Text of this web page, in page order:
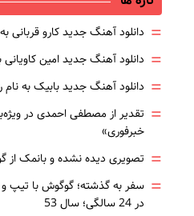
= دانلود آهنگ جدید کارو قربانی
= دانلود آهنگ جدید امین
= دانلود آهنگ جدید بابیک به نام
= تقدیر از مصطفی احمدی در
خبرفوری»
= تصویری دیده نشده و بانمک
= سفر به گذشته؛ گوگوش با تیپ و
در 24 سالگی؛ سال 53